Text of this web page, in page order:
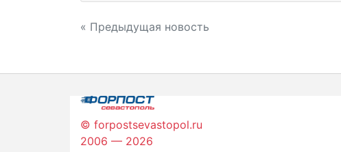
Навигация
записям
« Предыдущая новость
© forpostsevastopol.ru
2006 — 2026